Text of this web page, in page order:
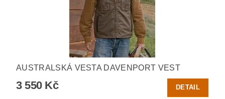
AUSTRALSKÁ VESTA DAVENPORT VEST
3 550 Kč DETAIL